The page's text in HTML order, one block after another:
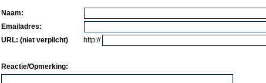
Naam:
Emailadres:
URL: (niet verplicht)
http://
Reactie/Opmerking: